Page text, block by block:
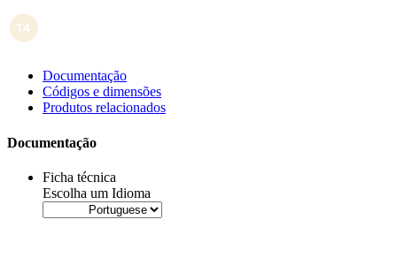
Documentação
Códigos e dimensões
Produtos relacionados
Documentação
Ficha técnica
Escolha um Idioma